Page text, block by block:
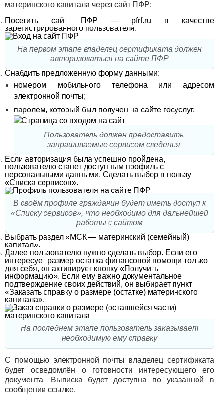
материнского капитала через сайт ПФР:
Посетить сайт ПФР — pfrf.ru в качестве
зарегистрированного пользователя.
На первом этапе владелец сертификата должен
авторизоваться на сайте ПФР
Снабдить предложенную форму данными:
номером мобильного телефона или адресом
электронной почты;
паролем, который был получен на сайте госуслуг.
Пользователь должен предоставить
запрашиваемые сервисом сведения
Если авторизация была успешно пройдена,
пользователю станет доступным профиль с
персональными данными. Сделать выбор в пользу
«Списка сервисов».
В своём профиле гражданин будет иметь доступ к
«Списку сервисов», что необходимо для дальнейшей
работы с сайтом
Выбрать раздел «МСК — материнский (семейный)
капитал».
Далее пользователю нужно сделать выбор. Если его
интересует размер остатка финансовой помощи только
для себя, он активирует кнопку «Получить
информацию». Если ему важно документальное
подтверждение своих действий, он выбирает пункт
«Заказать справку о размере (остатке) материнского
капитала».
На последнем этапе пользователь заказывает
необходимую ему справку
С помощью электронной почты владелец сертификата
будет осведомлён о готовности интересующего его
документа. Выписка будет доступна по указанной в
сообщении ссылке.